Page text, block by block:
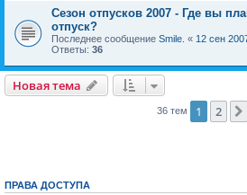
Сезон отпусков 2007 - Где вы
отпуск?
Последнее сообщение Smile. « 12 сен
Ответы: 36
Новая тема
36 тем 1 2
ПРАВА ДОСТУПА